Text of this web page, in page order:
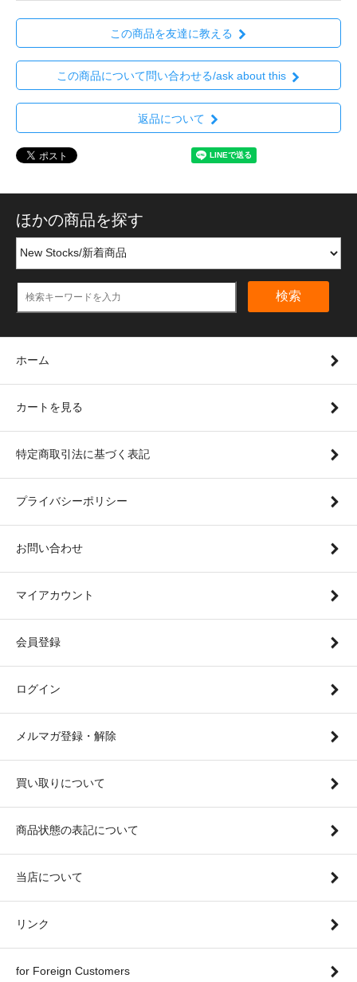
この商品を友達に教える
この商品について問い合わせる/ask about this
返品について
ほかの商品を探す
検索
ホーム
カートを見る
特定商取引法に基づく表記
プライバシーポリシー
お問い合わせ
マイアカウント
会員登録
ログイン
メルマガ登録・解除
買い取りについて
商品状態の表記について
当店について
リンク
for Foreign Customers